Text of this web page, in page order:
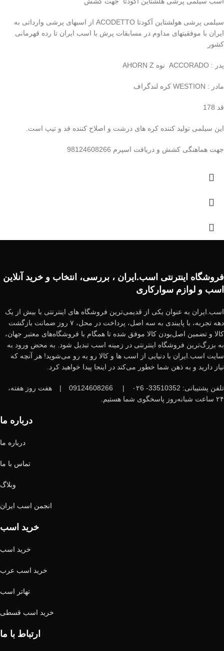
سیلمی پرشی هولشتاین آکودتا ACODETTO از اسبهای پرشی وارداتی به
ایران با موفقیتهای مداوم در مسابقات پرش با اسب ایران تا رده قهرمانی
کشور
پدر : ACCORADO نوه AHORN Z
مادر : WESTION کره لندگراف
قد 178
این سیلمی تولید کننده کره های درشت و اصلاح کننده قد و تیپ است.
جهت هماهنگی کشش و دریافت اسپرم 98124608266
فروشگاه اینترنتی اسب.ایران ، بررسی، انتخاب و خرید آنلاین
اسب و لوازم سوارکاری
اسب.ایران به عنوان یکی از قدیمی‌ترین فروشگاه های اینترنتی با بیش از یک
دهه تجربه، با پایبندی به سه اصل، پرداخت در محل، ۷ روز ضمانت بازگشت
کالا و تضمین اصل‌بودن کالا موفق شده تا همگام با فروشگاه‌های معتبر جهان،
به بزرگ‌ترین فروشگاه اینترنتی در زمینه اسب تبدیل شود. به محض ورود به
سایت اسب.ایران با دنیایی از اسب ها و کالا رو به رو می‌شوید! هر آنچه که
نیاز دارید و به ذهن شما خطور می‌کند در اینجا پیدا خواهید کرد.
تلفن پشتیبانی: 33510352- ۰۲6 |
|
هفت روز هفته،
۲۴ ساعت شبانه‌روز پاسخگوی شما هستیم.
درباره ما
درباره ما
تماس با ما
وبلاگ
انجمن اسب ایران
خرید اسب
خرید اسب
خرید اسب عرب
تهاتر اسب
خرید اسب قسطی
ارتباط با ما